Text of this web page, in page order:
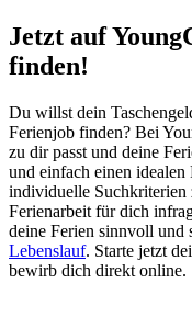
Jetzt auf
finden!
Du willst dein
Ferienjob finden? Bei
zu dir passt und deine
und einfach einen
individuelle Suchkriterien
Ferienarbeit für dich
deine Ferien sinnvoll und
Lebenslauf. Starte jetzt
bewirb dich direkt online.